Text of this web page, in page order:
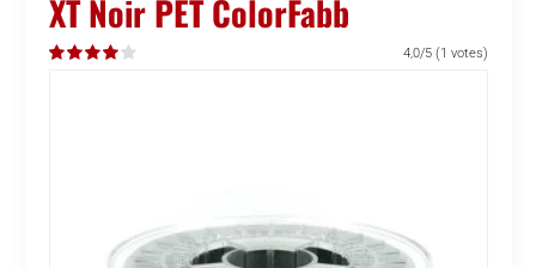
XT Noir PET ColorFabb
4,0/5 (1 votes)